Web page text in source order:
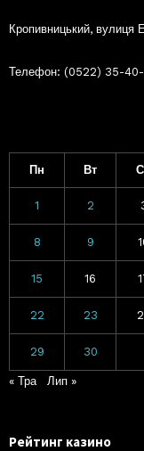
Кропивницький, вулиця
Телефон: (0522) 35-
Пн Вт
1 2
8 9
15 16
22 23
29 30
« Тра Лип »
Рейтинг казино